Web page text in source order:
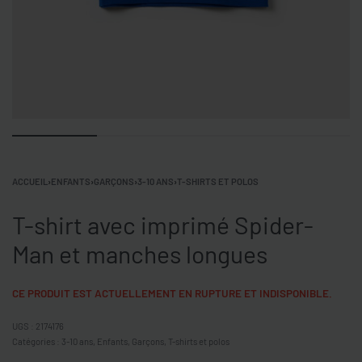
ACCUEIL ›ENFANTS›GARÇONS›3-10 ANS›T-SHIRTS ET POLOS
T-shirt avec imprimé Spider-
Man et manches longues
CE PRODUIT EST ACTUELLEMENT EN RUPTURE ET INDISPONIBLE.
2174176
Catégories : 3-10 ans Enfants Garçons T-shirts et polos